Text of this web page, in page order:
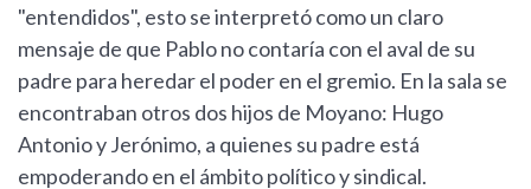
"entendidos", esto se interpretó como un claro
mensaje de que Pablo no contaría con el aval de su
padre para heredar el poder en el gremio. En la sala se
encontraban otros dos hijos de Moyano: Hugo
Antonio y Jerónimo, a quienes su padre está
empoderando en el ámbito político y sindical.